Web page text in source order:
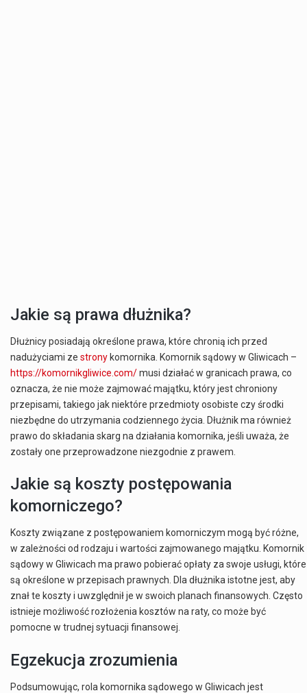
Jakie są prawa dłużnika?
Dłużnicy posiadają określone prawa, które chronią ich przed
nadużyciami ze stronykomornika. Komornik sądowy w Gliwicach –
https://komornikgliwice.com/musi działać w granicach prawa, co
oznacza, że nie może zajmować majątku, który jest chroniony
przepisami, takiego jak niektóre przedmioty osobiste czy środki
niezbędne do utrzymania codziennego życia. Dłużnik ma również
prawo do składania skarg na działania komornika, jeśli uważa, że
zostały one przeprowadzone niezgodnie z prawem.
Jakie są koszty postępowania
komorniczego?
Koszty związane z postępowaniem komorniczym mogą być różne,
w zależności od rodzaju i wartości zajmowanego majątku. Komornik
sądowy w Gliwicach ma prawo pobierać opłaty za swoje usługi, które
są określone w przepisach prawnych. Dla dłużnika istotne jest, aby
znał te koszty i uwzględnił je w swoich planach finansowych. Często
istnieje możliwość rozłożenia kosztów na raty, co może być
pomocne w trudnej sytuacji finansowej.
Egzekucja zrozumienia
Podsumowując, rola komornika sądowego w Gliwicach jest